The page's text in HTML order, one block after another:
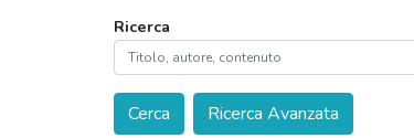
Ricerca
Cerca Ricerca Avanzata